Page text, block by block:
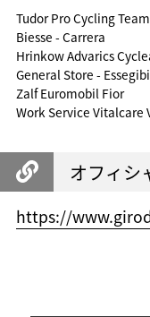
Tudor Pro Cycling Team
Biesse - Carrera
Hrinkow Advarics
General Store -
Zalf Euromobil Fior
Work Service Vitalcare
オフィシ
https://